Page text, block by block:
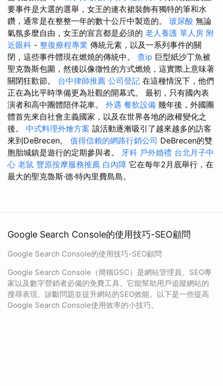
要事件是大選的選舉，女王的連衣裙裝飾有獨特的筆和水
鑽，通常是在整整一年的數十公斤中製造的。 玻尿酸 無論
氣氛多麼自由，女王的宣言都是必須的 老人養護 單人房 附
近眼科 - 整復療程專業 傳統元素，以及一系列事件的關
閉，這些事件體現在燃燒的傳統中。 查ip 巨型紙沙丁魚被
聖克魯斯包圍，然後以像徵性的方式燃燒，這實際上意味著
關閉狂歡節。 台中律師推薦 公司登記 在這種情況下，他們
正在為比平時準備更為壯觀的開幕式。 最初，只有國內表
演者和高中團體陪伴花車。 外遇 餐飲設備 幾年後，外國團
體首先來自社會主義國家，以及在世界各地的政權變化之
後。 中式料理外燴方案 該活動逐漸吸引了越來越多的訪客
來到DeBrecen。 值得信賴的網路行銷公司 DeBrecen的雙
胞胎城鎮是遊行的定期參與者。 牙科 戶外婚禮 台北月子中
心 老鼠 豐原按摩服務推薦 白內障 它在每年2月底舉行，在
最大的聖克魯斯·德·特內里費島島。
Google Search Console的使用技巧-SEO顧問
Google Search Console的使用技巧-SEO顧問
Google Search Console（簡稱GSC）是網站管理員、SEO專
家以及數字營銷者必備的免費工具。它能幫助用戶追蹤網站的
搜尋表現、診斷問題並提升網站的SEO效能。以下是一些提高
Google Search Console使用效率的小技巧。